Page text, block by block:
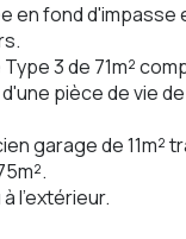
en fond
3 de 71m²
pièce de vie de
garage de
l'extérieur.